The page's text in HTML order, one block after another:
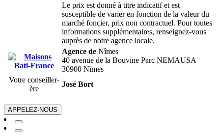
Le prix est donné à titre indicatif et est
susceptible de varier en fonction de la valeur du
marché foncier, prix non contractuel. Pour toutes
informations supplémentaires, renseignez-vous
auprès de notre agence locale.
Agence de Nîmes
40 avenue de la Bouvine Parc NEMAUSA
30900 Nîmes
Votre conseiller-
ère
José Bort
APPELEZ-NOUS